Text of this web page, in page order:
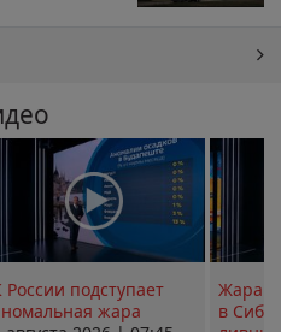
России подступает
жара
Жара в
в